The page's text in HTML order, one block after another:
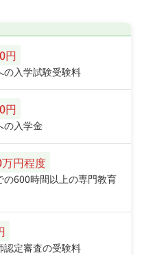
円
の入学試験受験料
円
の入学金
円程度
の600時間以上の専門教育
認定審査の受験料